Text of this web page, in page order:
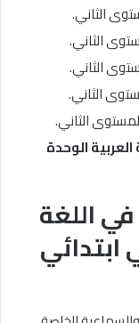
الثاني.
الثاني.
الثاني.
الثاني.
الثاني.
الوحدة
اللغة
ابتدائي